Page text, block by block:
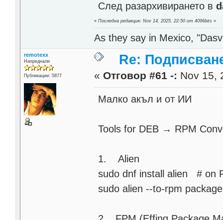
След разархивирането в
«Последна редакция: Nov 14, 2025, 22:50 от 4096bits »
As they say in Mexico,
remotexx
Напреднали
Публикации: 5877
Re:
« Отговор #61 -: Nov 15,
Малко акъл и от ИИ
Tools for DEB → RPM
1. Alien
sudo dnf install alien # on
sudo alien --to-rpm